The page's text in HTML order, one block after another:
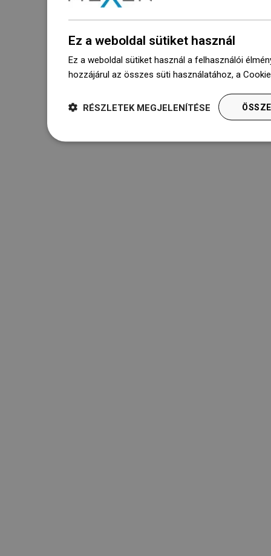
Ez a weboldal sütiket használ
Ez a weboldal sütiket használ a felhasználói
hozzájárul az összes süti használatához, a
RÉSZLETEK MEGJELENÍTÉSE